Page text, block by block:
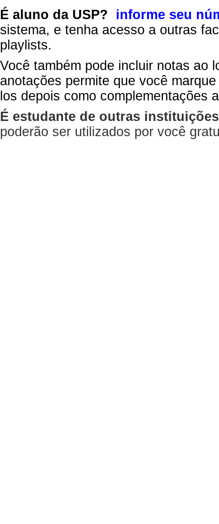
É aluno da USP?
informe seu
sistema, e tenha acesso a outras
playlists.
Você também pode incluir notas ao
anotações permite que você
los depois como complementações
É estudante de outras
poderão ser utilizados por você